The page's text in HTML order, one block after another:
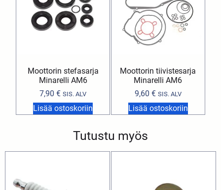
Moottorin stefasarja
Minarelli AM6
7,90€ SIS. ALV
Lisää ostoskoriin
Moottorin tiivistesarja
Minarelli AM6
9,60 € SIS. ALV
Lisää ostoskoriin
Tutustu myös